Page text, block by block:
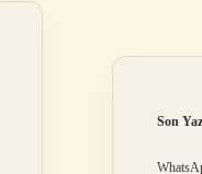
Son